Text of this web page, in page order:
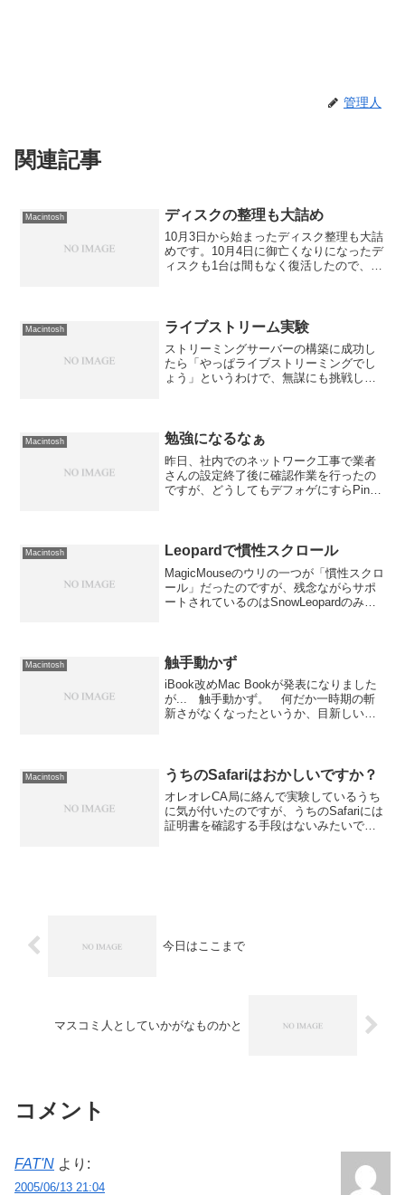
管理人
関連記事
Macintosh ディスクの整理も大詰め
10月3日から始まったディスク整理も大詰
めです。10月4日に御亡くなりになったデ
ィスクも1台は間もなく復活したので、そ
いのですが、...
Macintosh ライブストリーム実験
ストリーミングサーバーの構築に成功し
たら「やっぱライブストリーミングでし
ょう」というわけで、無謀にも挑戦して
ャス...
Macintosh 勉強になるなぁ
昨日、社内でのネットワーク工事で業者
さんの設定終了後に確認作業を行ったの
ですが、どうしてもデフォゲにすらPing
まった。 ...
Macintosh Leopardで慣性スクロール
MagicMouseのウリの一つが「慣性スクロ
ール」だったのですが、残念ながらサポ
ートされているのはSnowLeopardのみだ
Macintosh 触手動かず
iBook改めMac Bookが発表になりました
が... 触手動かず。 何だか一時期の斬
新さがなくなったというか、目新しい物
Macintosh うちのSafariはおかしいですか？
オレオレCA局に絡んで実験しているうち
に気が付いたのですが、うちのSafariには
証明書を確認する手段はないみたいで
今日はここまで
マスコミ人としていかがなものかと
コメント
FAT'N より:
2005/06/13 21:04